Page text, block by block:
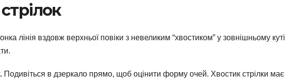
лінія вздовж верхньої повіки з невеликим “хвостиком” у зовнішньому куті
Подивіться в дзеркало прямо, щоб оцінити форму очей. Хвостик стрілки має